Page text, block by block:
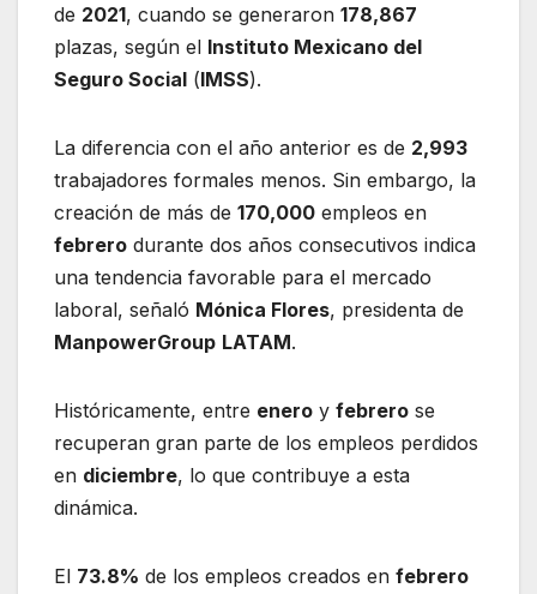
de 2021, cuando se generaron 178,867
plazas, según el Instituto Mexicano del
Seguro Social (IMSS).
La diferencia con el año anterior es de 2,993
trabajadores formales menos. Sin embargo, la
creación de más de 170,000 empleos en
febrero durante dos años consecutivos indica
una tendencia favorable para el mercado
laboral, señaló Mónica Flores, presidenta de
ManpowerGroup LATAM.
Históricamente, entre enero y febrero se
recuperan gran parte de los empleos perdidos
en diciembre, lo que contribuye a esta
dinámica.
El 73.8% de los empleos creados en febrero